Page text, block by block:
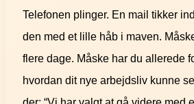
Telefonen plinger. En mail tikker
den med et lille håb i maven.
flere dage. Måske har du allerede
hvordan dit nye arbejdsliv kunne